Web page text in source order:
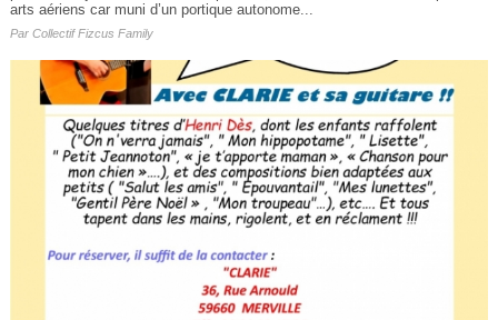
arts aériens car muni d’un portique autonome...
Par Collectif Fizcus Family